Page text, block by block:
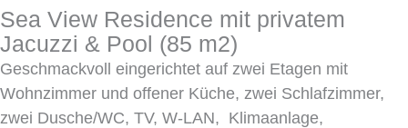
Sea View Residence mit privatem
Jacuzzi & Pool (85 m2)
Geschmackvoll eingerichtet auf zwei Etagen mit
Wohnzimmer und offener Küche, zwei Schlafzimmer,
zwei Dusche/WC, TV, W-LAN, Klimaanlage,